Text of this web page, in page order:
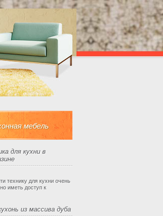
мебель
для кухни в
технику для кухни очень
иметь доступ к
из массива дуба